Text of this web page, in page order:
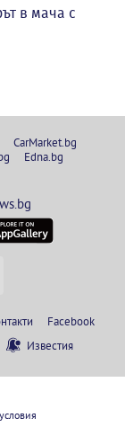
в мача с
CarMarket.bg
Edna.bg
Facebook
Известия